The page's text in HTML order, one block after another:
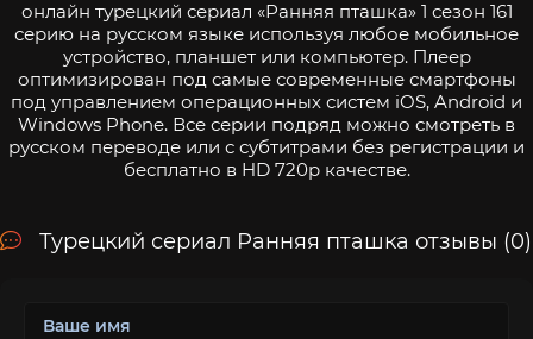
онлайн турецкий сериал «Ранняя пташка» 1 сезон 161
серию на русском языке используя любое мобильное
устройство, планшет или компьютер. Плеер
оптимизирован под самые современные смартфоны
под управлением операционных систем iOS, Android и
Windows Phone. Все серии подряд можно смотреть в
русском переводе или с субтитрами без регистрации и
бесплатно в HD 720p качестве.
Турецкий сериал Ранняя пташка отзывы (0)